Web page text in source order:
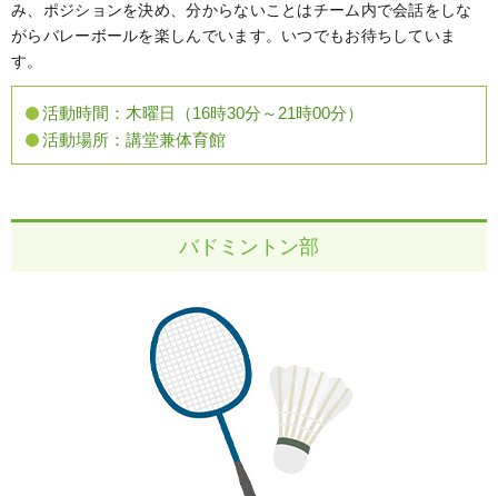
み、ポジションを決め、分からないことはチーム内で会話をしな
がらバレーボールを楽しんでいます。いつでもお待ちしていま
す。
活動時間： 木曜日（16時30分～21時00分）
活動場所： 講堂兼体育館
バドミントン部